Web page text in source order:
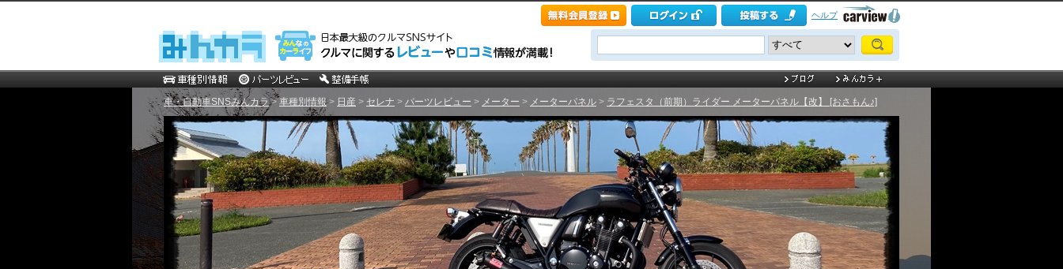
ヘルプ
車・自動車SNSみんカラ >車種別情報> 日産 > セレナ > パーツレビュー > メーター > メーターパネル > ラフェスタ（前期）ライダー メーターパネル【改】 [おさもん♪]